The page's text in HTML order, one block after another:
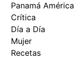
Panamá América
Crítica
Día a Día
Mujer
Recetas